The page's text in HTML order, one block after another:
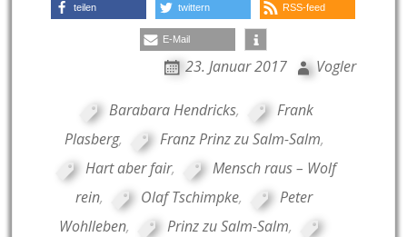
teilen twittern RSS-feed
E-Mail
23. Januar 2017 Vogler
Barabara Hendricks,
Frank
Plasberg, Franz Prinz zu Salm-Salm,
Hart aber fair,
Mensch raus – Wolf
rein, Olaf Tschimpke,
Peter
Wohlleben, Prinz zu Salm-Salm,